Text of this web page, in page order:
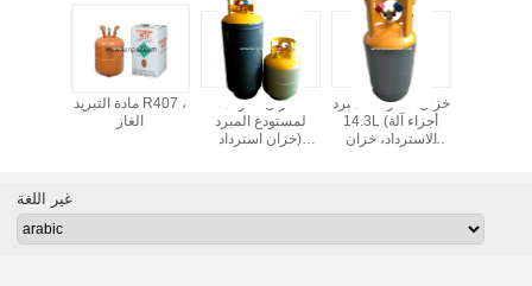
مادة التبريد R407 ،
الغاز
خزان الفولاذ
لمستودع المبرد
(خزان استرداد
خزان استرداد المبرد
14.3L (أجزاء آلة
الاسترداد، خزان
غير اللغة